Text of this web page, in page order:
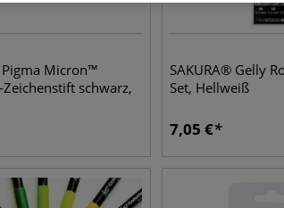
Pigma Micron™
Zeichenstift schwarz,
SAKURA® Gelly
Set, Hellweiß
7,05 €